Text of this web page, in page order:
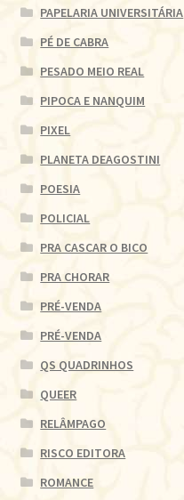
PAPELARIA UNIVERSITÁRIA
PÉ DE CABRA
PESADO MEIO REAL
PIPOCA E NANQUIM
PIXEL
PLANETA DEAGOSTINI
POESIA
POLICIAL
PRA CASCAR O BICO
PRA CHORAR
PRÉ-VENDA
PRÉ-VENDA
QS QUADRINHOS
QUEER
RELÂMPAGO
RISCO EDITORA
ROMANCE